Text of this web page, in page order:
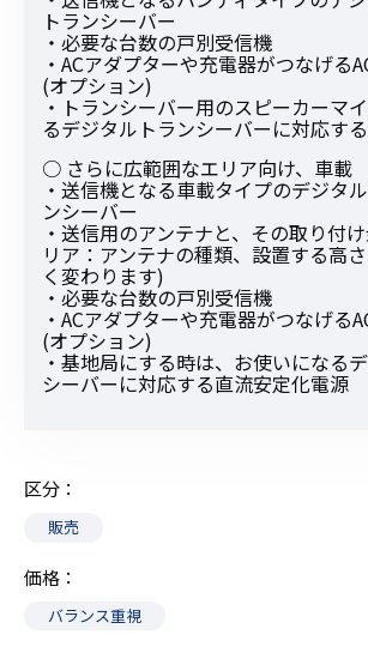
トランシーバー
・必要な台数の戸別受信機
・ACアダプターや充電器がつなげる
(オプション)
・トランシーバー用のスピーカーマ
るデジタルトランシーバーに対応す
○ さらに広範囲なエリア向け、車載
・送信機となる車載タイプのデジタ
ンシーバー
・送信用のアンテナと、その取り付
リア：アンテナの種類、設置する高
く変わります)
・必要な台数の戸別受信機
・ACアダプターや充電器がつなげる
(オプション)
・基地局にする時は、お使いになる
シーバーに対応する直流安定化電源
区分
販売
価格
バランス重視